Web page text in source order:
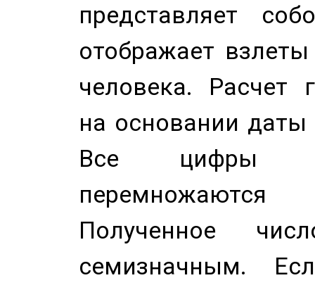
представляет
отображает
человека. Расчет
на основании
Все цифры
Полученное
семизначным.